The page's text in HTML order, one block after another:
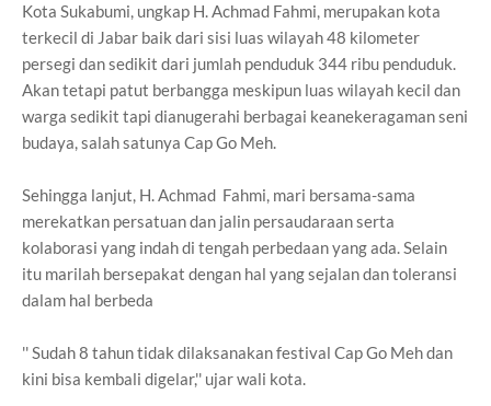
Kota Sukabumi, ungkap H. Achmad Fahmi, merupakan kota
terkecil di Jabar baik dari sisi luas wilayah 48 kilometer
persegi dan sedikit dari jumlah penduduk 344 ribu penduduk.
Akan tetapi patut berbangga meskipun luas wilayah kecil dan
warga sedikit tapi dianugerahi berbagai keanekeragaman seni
budaya, salah satunya Cap Go Meh.
Sehingga lanjut, H. Achmad Fahmi, mari bersama-sama
merekatkan persatuan dan jalin persaudaraan serta
kolaborasi yang indah di tengah perbedaan yang ada. Selain
itu marilah bersepakat dengan hal yang sejalan dan toleransi
dalam hal berbeda
'' Sudah 8 tahun tidak dilaksanakan festival Cap Go Meh dan
kini bisa kembali digelar,'' ujar wali kota.